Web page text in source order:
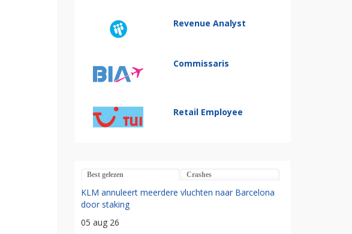
Revenue Analyst
Commissaris
Retail Employee
Best gelezen Crashes
KLM annuleert meerdere vluchten naar Barcelona
door staking
05 aug 26